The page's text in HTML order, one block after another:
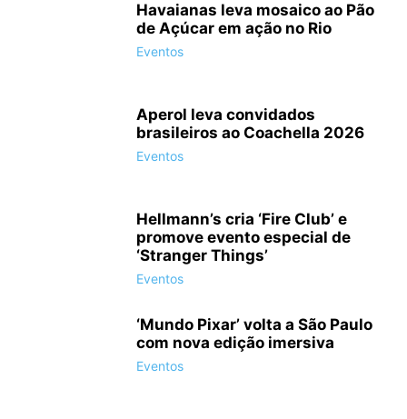
Havaianas leva mosaico ao Pão
de Açúcar em ação no Rio
Eventos
Aperol leva convidados
brasileiros ao Coachella 2026
Eventos
Hellmann’s cria ‘Fire Club’ e
promove evento especial de
‘Stranger Things’
Eventos
‘Mundo Pixar’ volta a São Paulo
com nova edição imersiva
Eventos